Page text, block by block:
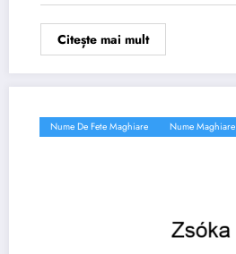
Citește mai mult
Nume De Fete Maghiare Nume Maghiare